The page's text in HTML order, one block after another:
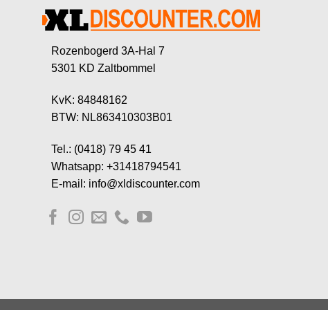
Rozenbogerd 3A-Hal 7
5301 KD Zaltbommel
KvK: 84848162
BTW: NL863410303B01
Tel.: (0418) 79 45 41
Whatsapp: +31418794541
E-mail: info@xldiscounter.com